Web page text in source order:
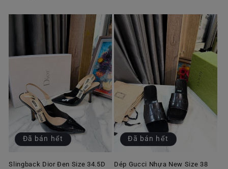
Đã bán hết
Slingback Dior Đen Size 34.5D
Đã bán hết
Dép Gucci Nhựa New Size 38